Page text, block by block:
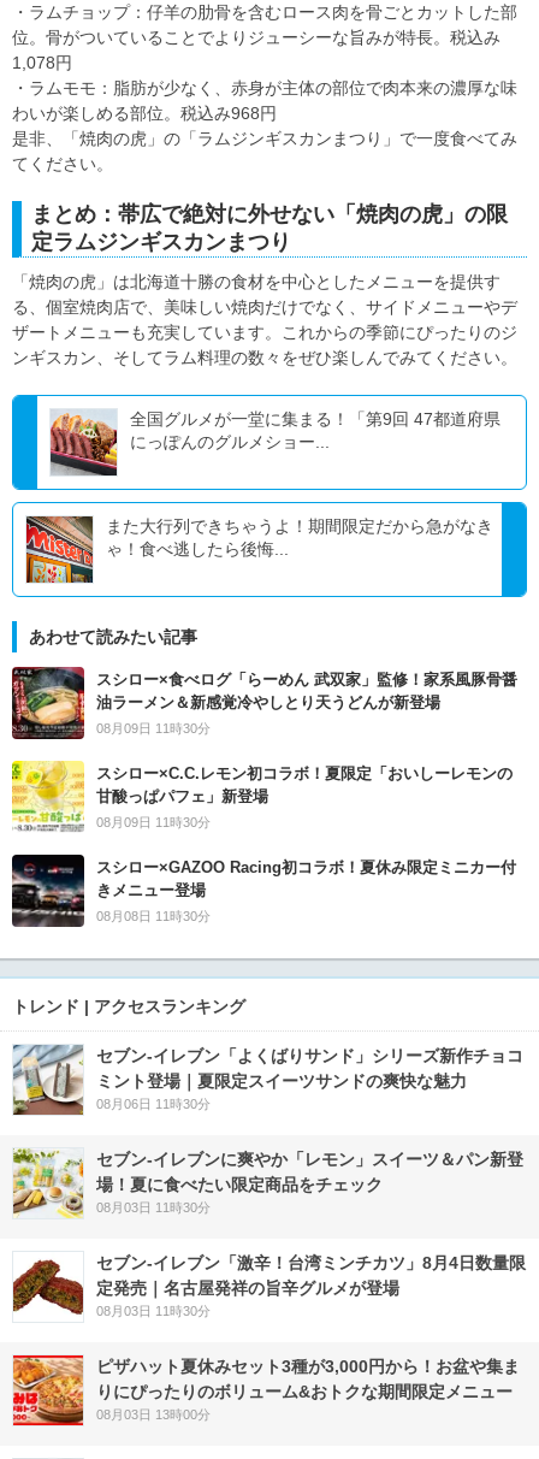
・ラムチョップ：仔羊の肋骨を含むロース肉を骨ごとカットした部
位。骨がついていることでよりジューシーな旨みが特長。税込み
1,078円
・ラムモモ：脂肪が少なく、赤身が主体の部位で肉本来の濃厚な味
わいが楽しめる部位。税込み968円
是非、「焼肉の虎」の「ラムジンギスカンまつり」で一度食べてみ
てください。
まとめ：帯広で絶対に外せない「焼肉の虎」の限
定ラムジンギスカンまつり
「焼肉の虎」は北海道十勝の食材を中心としたメニューを提供す
る、個室焼肉店で、美味しい焼肉だけでなく、サイドメニューやデ
ザートメニューも充実しています。これからの季節にぴったりのジ
ンギスカン、そしてラム料理の数々をぜひ楽しんでみてください。
全国グルメが一堂に集まる！「第9回 47都道府県
にっぽんのグルメショー...
また大行列できちゃうよ！期間限定だから急がなき
ゃ！食べ逃したら後悔...
あわせて読みたい記事
スシロー×食べログ「らーめん 武双家」監修！家系風豚骨醤
油ラーメン＆新感覚冷やしとり天うどんが新登場
08月09日 11時30分
スシロー×C.C.レモン初コラボ！夏限定「おいしーレモンの
甘酸っぱパフェ」新登場
08月09日 11時30分
スシロー×GAZOO Racing初コラボ！夏休み限定ミニカー付
きメニュー登場
08月08日 11時30分
トレンド | アクセスランキング
セブン‐イレブン「よくばりサンド」シリーズ新作チョコ
ミント登場｜夏限定スイーツサンドの爽快な魅力
08月06日 11時30分
セブン‐イレブンに爽やか「レモン」スイーツ＆パン新登
場！夏に食べたい限定商品をチェック
08月03日 11時30分
セブン-イレブン「激辛！台湾ミンチカツ」8月4日数量限
定発売｜名古屋発祥の旨辛グルメが登場
08月03日 11時30分
ピザハット夏休みセット3種が3,000円から！お盆や集ま
りにぴったりのボリューム&おトクな期間限定メニュー
08月03日 13時00分